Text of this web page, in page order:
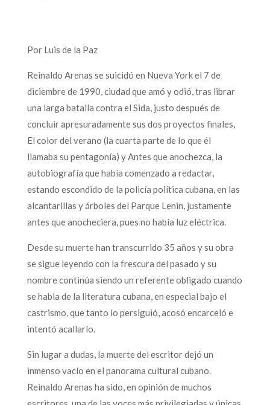
Por Luis de la Paz
Reinaldo Arenas se suicidó en Nueva York el 7 de
diciembre de 1990, ciudad que amó y odió, tras librar
una larga batalla contra el Sida, justo después de
concluir apresuradamente sus dos proyectos finales,
El color del verano (la cuarta parte de lo que él
llamaba su pentagonía) y Antes que anochezca, la
autobiografía que había comenzado a redactar,
estando escondido de la policía política cubana, en las
alcantarillas y árboles del Parque Lenin, justamente
antes que anocheciera, pues no había luz eléctrica.
Desde su muerte han transcurrido 35 años y su obra
se sigue leyendo con la frescura del pasado y su
nombre continúa siendo un referente obligado cuando
se habla de la literatura cubana, en especial bajo el
castrismo, que tanto lo persiguió, acosó encarceló e
intentó acallarlo.
Sin lugar a dudas, la muerte del escritor dejó un
inmenso vacío en el panorama cultural cubano.
Reinaldo Arenas ha sido, en opinión de muchos